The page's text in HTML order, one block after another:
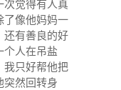
次觉得有人真
了像他妈妈一
还有善良的好
个人在吊盐
我只好帮他把
突然回转身